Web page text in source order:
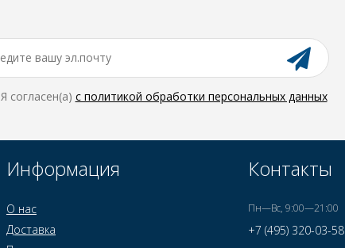
Я согласен(a) с политикой обработки персональных данных
Информация
О нас
Доставка
Контакты
Пн—Вс, 9:00—21:00
+7 (495) 320-03-58